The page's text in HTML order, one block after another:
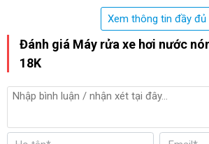
Thiết bị được ứng dụng rộng rãi trong
nghiệp, dùng để dọn nội thất, khoang máy
bệnh viện... Thời gian đủ nhiệt chỉ 6 phút,
tiết kiệm thời gian đáng kể.
liên tục mà không phải dừng lại giữa chừng
xe và khung đẩy máy chắc chắn giúp máy
Xem thông tin đầy đủ
Đánh giá Máy rửa xe hơi nước
18K